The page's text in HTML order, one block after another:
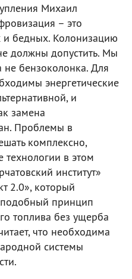
Михаил
– это
и бедных. Колонизацию
должны допустить. Мы
не бензоколонка. Для
энергетические
и
замена
Проблемы в
комплексно,
в этом
институт»
2.0», который
принцип
топлива без ущерба
что необходима
системы